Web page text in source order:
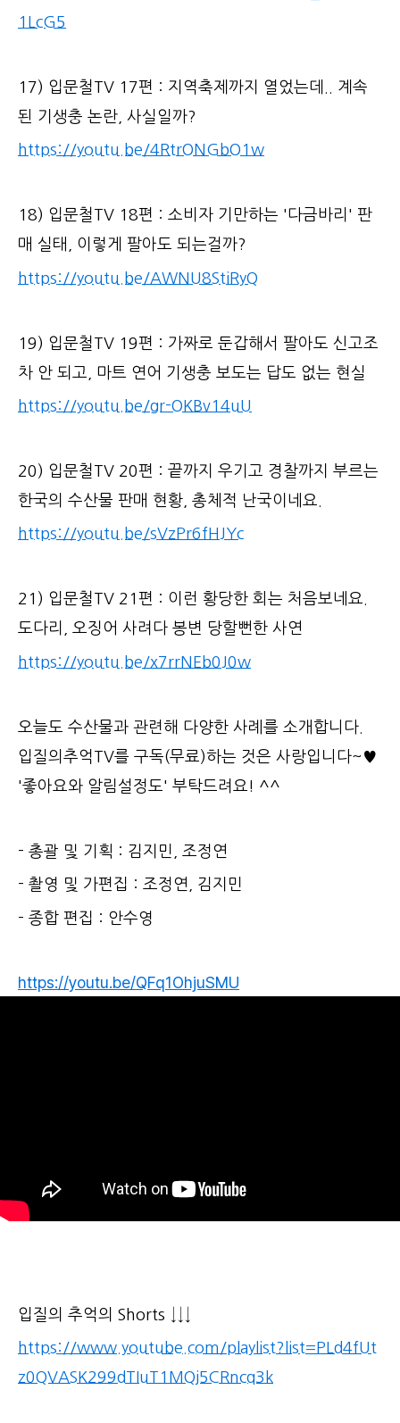
1LcG5
17) 입문철TV 17편 : 지역축제까지 열었는데.. 계속
된 기생충 논란, 사실일까?
https://youtu.be/4RtrONGbO1w
18) 입문철TV 18편 : 소비자 기만하는 '다금바리' 판
매 실태, 이렇게 팔아도 되는걸까?
https://youtu.be/AWNU8StiRyQ
19) 입문철TV 19편 : 가짜로 둔갑해서 팔아도 신고조
차 안 되고, 마트 연어 기생충 보도는 답도 없는 현실
https://youtu.be/gr-OKBv14uU
20) 입문철TV 20편 : 끝까지 우기고 경찰까지 부르는
한국의 수산물 판매 현황, 총체적 난국이네요.
https://youtu.be/sVzPr6fHJYc
21) 입문철TV 21편 : 이런 황당한 회는 처음보네요.
도다리, 오징어 사려다 봉변 당할뻔한 사연
https://youtu.be/x7rrNEb0J0w
오늘도 수산물과 관련해 다양한 사례를 소개합니다.
입질의추억TV를 구독(무료)하는 것은 사랑입니다~♥
'좋아요와 알림설정도' 부탁드려요! ^^
- 총괄 및 기획 : 김지민, 조정연
- 촬영 및 가편집 : 조정연, 김지민
- 종합 편집 : 안수영
https://youtu.be/QFq1OhjuSMU
입질의 추억의 Shorts ↓↓↓
https://www.youtube.com/playlist?list=PLd4fUt
z0QVASK299dTIuT1MQj5CRncq3k